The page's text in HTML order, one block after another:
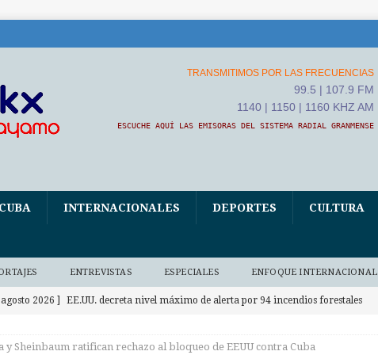
TRANSMITIMOS POR LAS FRECUENCIAS
99.5 | 107.9 FM
1140 | 1150 | 1160 KHZ AM
ESCUCHE AQUÍ LAS EMISORAS DEL SISTEMA RADIAL GRANMENSE
CUBA INTERNACIONALES DEPORTES CULTURA
ENTREVISTAS ESPECIALES ENFOQUE INTERNACIONAL
agosto 2026 ] EE.UU. decreta nivel máximo de alerta por 94 incendios forestales
y Sheinbaum ratifican rechazo al bloqueo de EEUU contra Cuba